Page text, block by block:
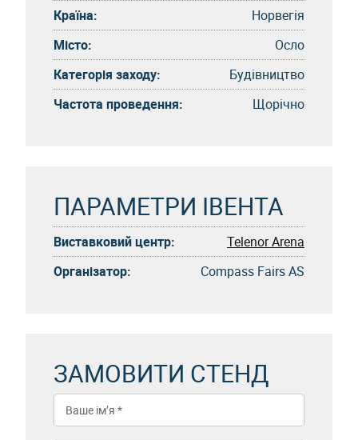
Країна:
Норвегія
Місто:
Осло
Категорія заходу:
Будівництво
Частота проведення:
Щорічно
ПАРАМЕТРИ ІВЕНТА
Виставковий центр:
Telenor Arena
Організатор:
Compass Fairs AS
ЗАМОВИТИ СТЕНД